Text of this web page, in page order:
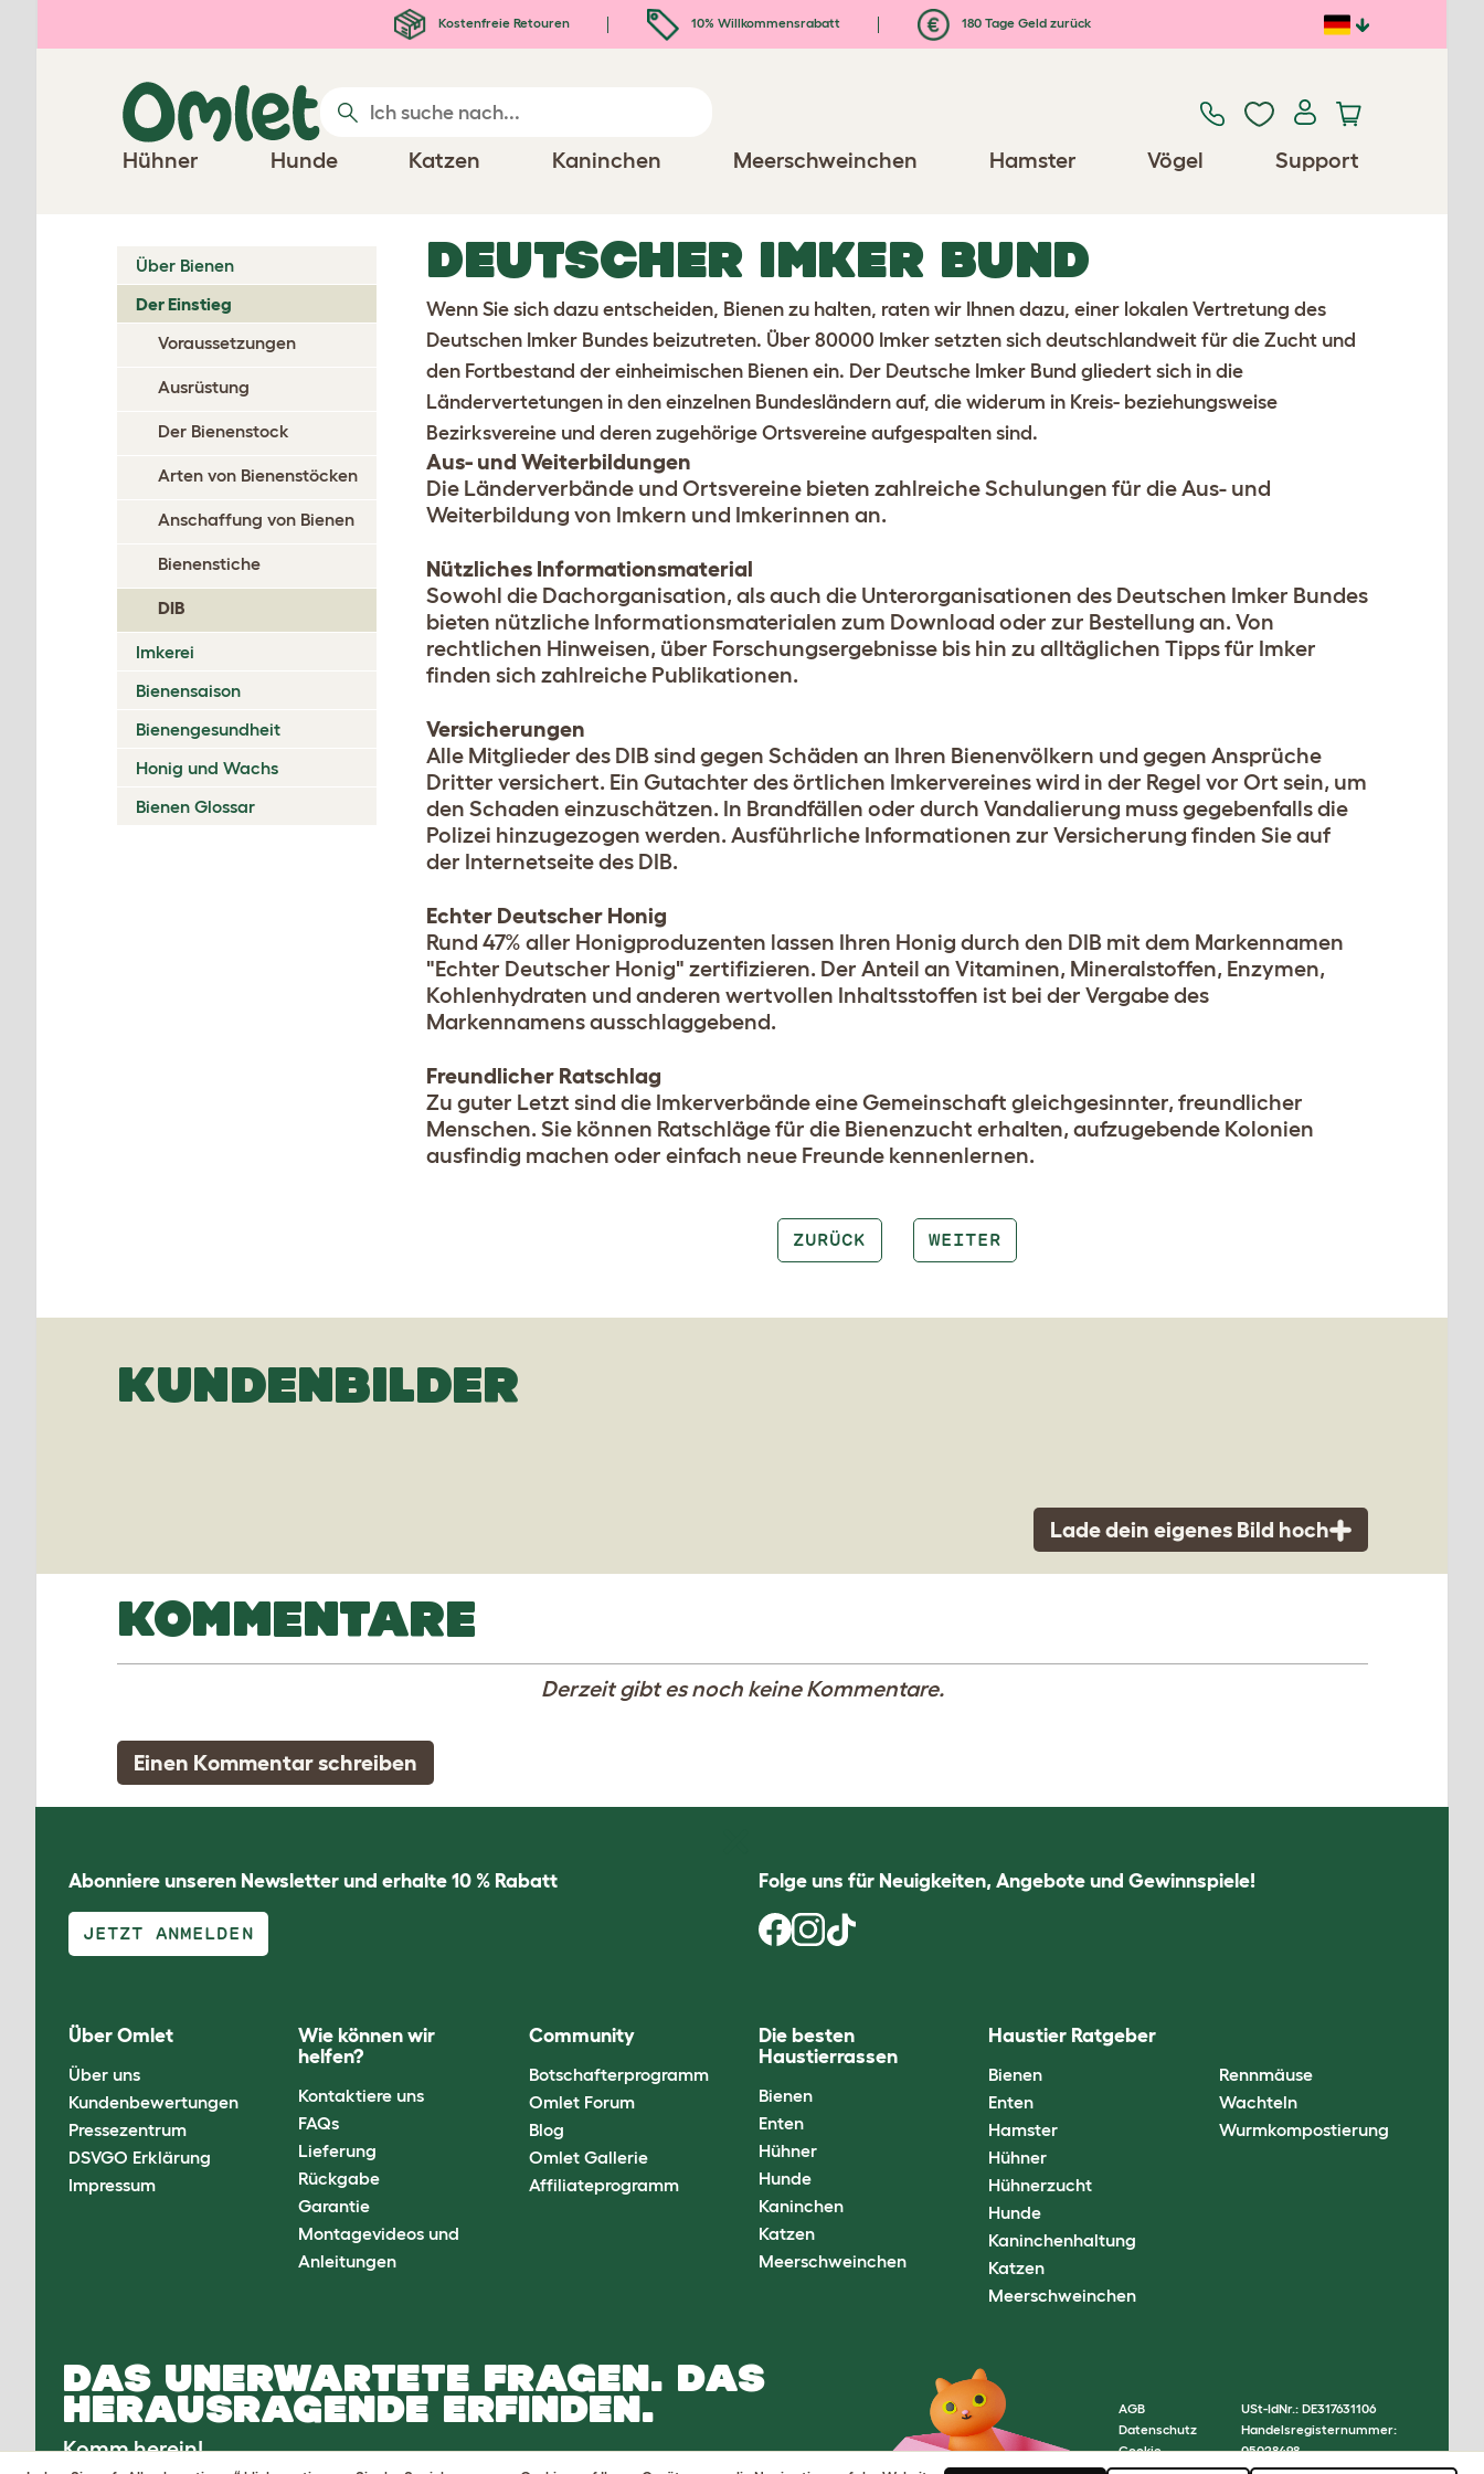
Kostenfreie Retouren 10% Willkommensrabatt 180 Tage Geld zurück
Hühner Hunde Katzen Kaninchen Meerschweinchen Hamster Vögel Support
Über Bienen
Der Einstieg
Voraussetzungen
Ausrüstung
Der Bienenstock
Arten von Bienenstöcken
Anschaffung von Bienen
Bienenstiche
DIB
Imkerei
Bienensaison
Bienengesundheit
Honig und Wachs
Bienen Glossar
DEUTSCHER IMKER BUND
Wenn Sie sich dazu entscheiden, Bienen zu halten, raten wir Ihnen dazu, einer lokalen Vertretung des
Deutschen Imker Bundes beizutreten. Über 80000 Imker setzten sich deutschlandweit für die Zucht und
den Fortbestand der einheimischen Bienen ein. Der Deutsche Imker Bund gliedert sich in die
Ländervertetungen in den einzelnen Bundesländern auf, die widerum in Kreis- beziehungsweise
Bezirksvereine und deren zugehörige Ortsvereine aufgespalten sind.
Aus- und Weiterbildungen
Die Länderverbände und Ortsvereine bieten zahlreiche Schulungen für die Aus- und
Weiterbildung von Imkern und Imkerinnen an.
Nützliches Informationsmaterial
Sowohl die Dachorganisation, als auch die Unterorganisationen des Deutschen Imker Bundes
bieten nützliche Informationsmaterialen zum Download oder zur Bestellung an. Von
rechtlichen Hinweisen, über Forschungsergebnisse bis hin zu alltäglichen Tipps für Imker
finden sich zahlreiche Publikationen.
Versicherungen
Alle Mitglieder des DIB sind gegen Schäden an Ihren Bienenvölkern und gegen Ansprüche
Dritter versichert. Ein Gutachter des örtlichen Imkervereines wird in der Regel vor Ort sein, um
den Schaden einzuschätzen. In Brandfällen oder durch Vandalierung muss gegebenfalls die
Polizei hinzugezogen werden. Ausführliche Informationen zur Versicherung finden Sie auf
der Internetseite des DIB.
Echter Deutscher Honig
Rund 47% aller Honigproduzenten lassen Ihren Honig durch den DIB mit dem Markennamen
"Echter Deutscher Honig" zertifizieren. Der Anteil an Vitaminen, Mineralstoffen, Enzymen,
Kohlenhydraten und anderen wertvollen Inhaltsstoffen ist bei der Vergabe des
Markennamens ausschlaggebend.
Freundlicher Ratschlag
Zu guter Letzt sind die Imkerverbände eine Gemeinschaft gleichgesinnter, freundlicher
Menschen. Sie können Ratschläge für die Bienenzucht erhalten, aufzugebende Kolonien
ausfindig machen oder einfach neue Freunde kennenlernen.
ZURÜCK WEITER
KUNDENBILDER
Lade dein eigenes Bild hoch
KOMMENTARE
Derzeit gibt es noch keine Kommentare.
Einen Kommentar schreiben
Abonniere unseren Newsletter und erhalte 10 % Rabatt
JETZT ANMELDEN
Folge uns für Neuigkeiten, Angebote und Gewinnspiele!
Über Omlet
Über uns
Kundenbewertungen
Pressezentrum
DSVGO Erklärung
Impressum
Wie können wir
helfen?
Kontaktiere uns
FAQs
Lieferung
Rückgabe
Garantie
Montagevideos und
Anleitungen
Community
Botschafterprogramm
Omlet Forum
Blog
Omlet Gallerie
Affiliateprogramm
Die besten
Haustierrassen
Bienen
Enten
Hühner
Hunde
Kaninchen
Katzen
Meerschweinchen
Haustier Ratgeber
Bienen
Enten
Hamster
Hühner
Hühnerzucht
Hunde
Kaninchenhaltung
Katzen
Meerschweinchen
Rennmäuse
Wachteln
Wurmkompostierung
DAS UNERWARTETE FRAGEN. DAS
HERAUSRAGENDE ERFINDEN.
Komm herein!
AGB
Datenschutz
Cookie
USt-IdNr.: DE317631106
Handelsregisternummer:
05028498